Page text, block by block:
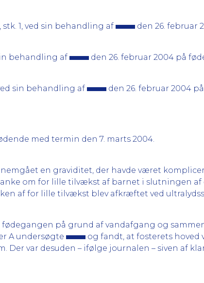
1, ved sin behandling af den 26. februar
behandling af den 26. februar 2004 på
sin behandling af den 26. februar 2004
med termin den 7. marts 2004.
en graviditet, der havde været
om for lille tilvækst af barnet i slutningen af
af for lille tilvækst blev afkræftet ved
fødegangen på grund af vandafgang og
A undersøgte
og fandt, at fosterets
Der var desuden – ifølge journalen – siven af